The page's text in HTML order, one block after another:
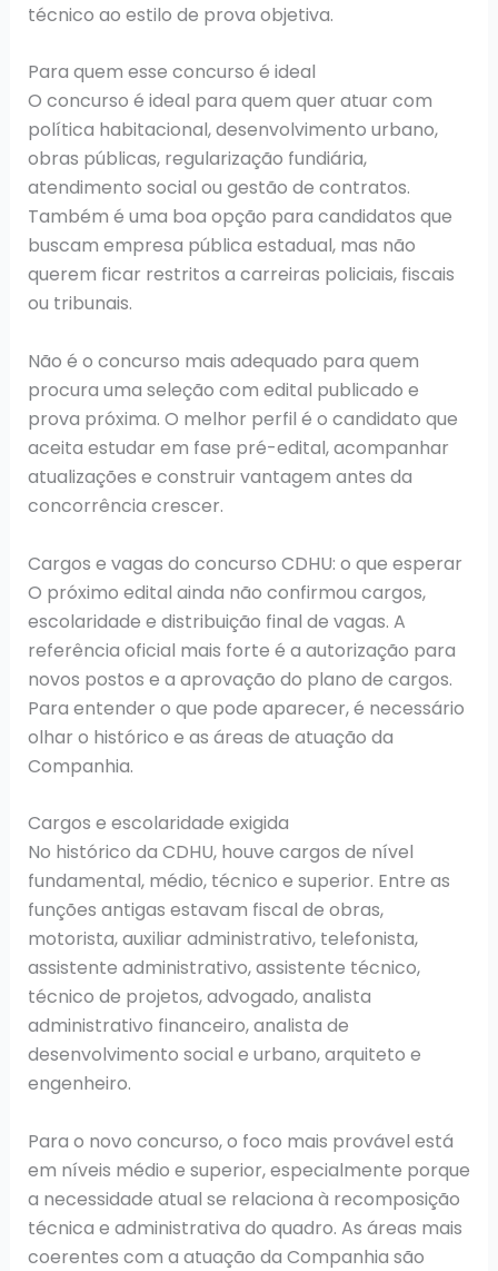
técnico ao estilo de prova objetiva.
Para quem esse concurso é ideal
O concurso é ideal para quem quer atuar com
política habitacional, desenvolvimento urbano,
obras públicas, regularização fundiária,
atendimento social ou gestão de contratos.
Também é uma boa opção para candidatos que
buscam empresa pública estadual, mas não
querem ficar restritos a carreiras policiais, fiscais
ou tribunais.
Não é o concurso mais adequado para quem
procura uma seleção com edital publicado e
prova próxima. O melhor perfil é o candidato que
aceita estudar em fase pré-edital, acompanhar
atualizações e construir vantagem antes da
concorrência crescer.
Cargos e vagas do concurso CDHU: o que esperar
O próximo edital ainda não confirmou cargos,
escolaridade e distribuição final de vagas. A
referência oficial mais forte é a autorização para
novos postos e a aprovação do plano de cargos.
Para entender o que pode aparecer, é necessário
olhar o histórico e as áreas de atuação da
Companhia.
Cargos e escolaridade exigida
No histórico da CDHU, houve cargos de nível
fundamental, médio, técnico e superior. Entre as
funções antigas estavam fiscal de obras,
motorista, auxiliar administrativo, telefonista,
assistente administrativo, assistente técnico,
técnico de projetos, advogado, analista
administrativo financeiro, analista de
desenvolvimento social e urbano, arquiteto e
engenheiro.
Para o novo concurso, o foco mais provável está
em níveis médio e superior, especialmente porque
a necessidade atual se relaciona à recomposição
técnica e administrativa do quadro. As áreas mais
coerentes com a atuação da Companhia são